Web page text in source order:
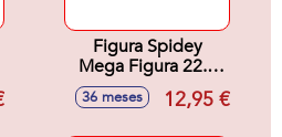
Figura Spidey
Mega Figura 22.8
cm
36 meses 12,95 €